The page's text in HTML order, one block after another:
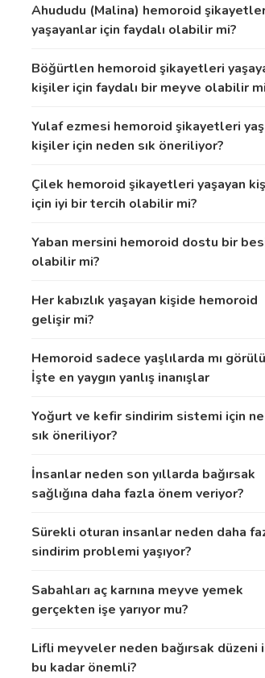
Ahududu (Malina) hemoroid
yaşayanlar için faydalı olabilir mi?
Böğürtlen hemoroid şikayetleri
kişiler için faydalı bir meyve olabilir
Yulaf ezmesi hemoroid şikayetleri
kişiler için neden sık öneriliyor?
Çilek hemoroid şikayetleri yaşayan
için iyi bir tercih olabilir mi?
Yaban mersini hemoroid dostu bir
olabilir mi?
Her kabızlık yaşayan kişide hemoroid
gelişir mi?
Hemoroid sadece yaşlılarda mı
İşte en yaygın yanlış inanışlar
Yoğurt ve kefir sindirim sistemi için
sık öneriliyor?
İnsanlar neden son yıllarda bağırsak
sağlığına daha fazla önem veriyor?
Sürekli oturan insanlar neden daha
sindirim problemi yaşıyor?
Sabahları aç karnına meyve yemek
gerçekten işe yarıyor mu?
Lifli meyveler neden bağırsak düzeni
bu kadar önemli?